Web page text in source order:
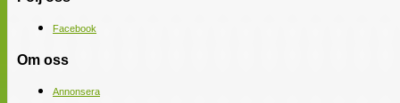
Facebook
Om oss
Annonsera